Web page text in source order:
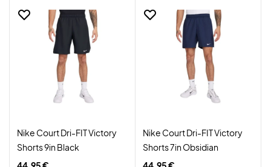
Nike Court Dri-FIT Victory
Shorts 9in Black
Nike Court Dri-FIT Victory
Shorts 7in Obsidian